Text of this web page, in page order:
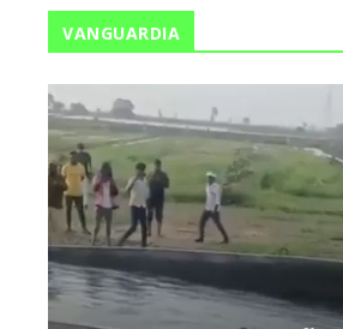
VANGUARDIA